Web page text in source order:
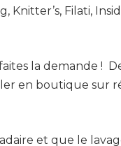
Filati,
la demande !
en boutique sur
et que le